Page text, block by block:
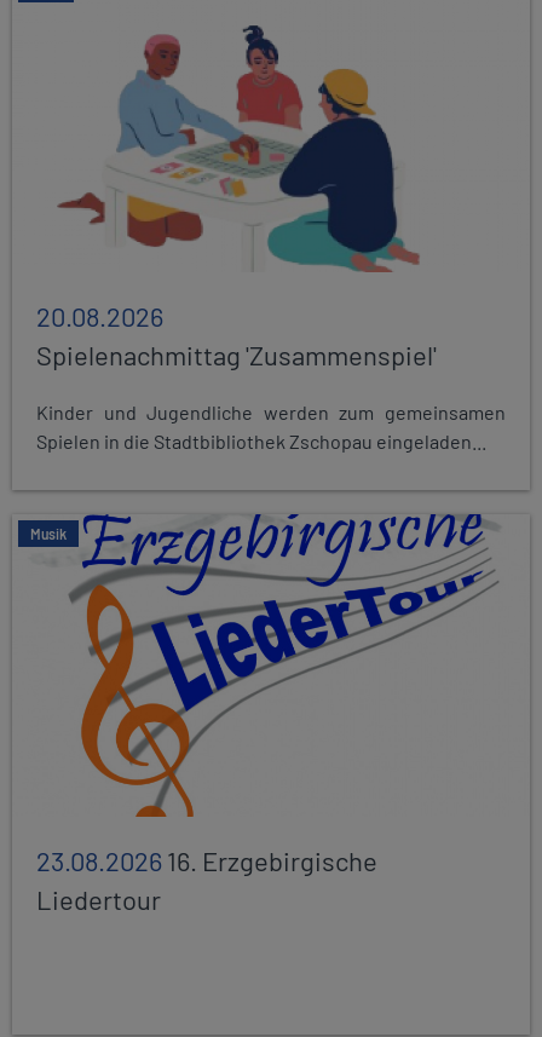
20.08.2026
Spielenachmittag 'Zusammenspiel'
Kinder und Jugendliche werden zum gemeinsamen
Spielen in die Stadtbibliothek Zschopau eingeladen...
Musik
23.08.202616. Erzgebirgische
Liedertour